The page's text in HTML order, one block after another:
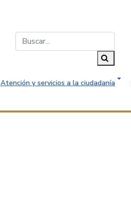
Atención y servicios a la ciudadanía